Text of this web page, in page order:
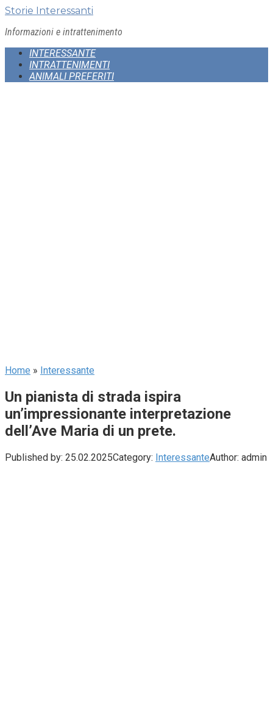
Skip
content
Storie Interessanti
Informazioni e intrattenimento
INTERESSANTE
INTRATTENIMENTI
ANIMALI PREFERITI
Home » Interessante
Un pianista di strada ispira
un’impressionante interpretazione
dell’Ave Maria di un prete.
Published by: 25.02.2025Category: InteressanteAuthor: admin